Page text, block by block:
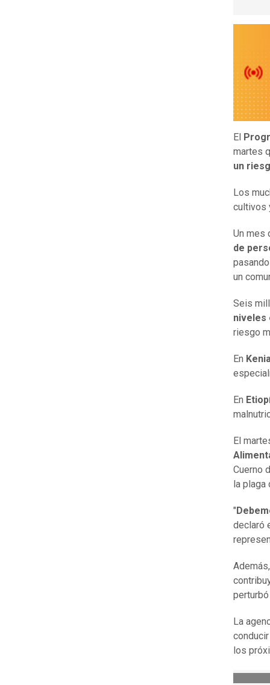
El
martes
un
Los
cultivos
Un mes
de
un
Seis
niveles
riesgo
En
En
El
Cuerno
la
"
declaró
La
los